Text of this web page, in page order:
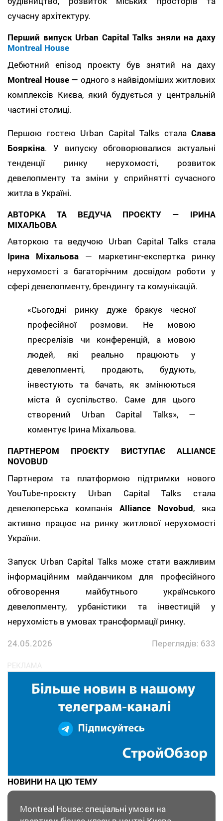
сучасну архітектуру.
Перший випуск Urban Capital Talks зняли на даху
Montreal House
Дебютний епізод проєкту був знятий на даху
Montreal House — одного з найвідоміших житлових
комплексів Києва, який будується у центральній
частині столиці.
Першою гостею Urban Capital Talks стала Слава
Бояркіна. У випуску обговорювалися актуальні
тенденції ринку нерухомості, розвиток
девелопменту та зміни у сприйнятті сучасного
житла в Україні.
АВТОРКА ТА ВЕДУЧА ПРОЄКТУ — ІРИНА
МІХАЛЬОВА
Авторкою та ведучою Urban Capital Talks стала
Ірина Міхальова — маркетинг-експертка ринку
нерухомості з багаторічним досвідом роботи у
сфері девелопменту, брендингу та комунікацій.
«Сьогодні ринку дуже бракує чесної
професійної розмови. Не мовою
пресрелізів чи конференцій, а мовою
людей, які реально працюють у
девелопменті, продають, будують,
інвестують та бачать, як змінюються
міста й суспільство. Саме для цього
створений Urban Capital Talks», —
коментує Ірина Міхальова.
ПАРТНЕРОМ ПРОЄКТУ ВИСТУПАЄ ALLIANCE
NOVOBUD
Партнером та платформою підтримки нового
YouTube-проєкту Urban Capital Talks стала
девелоперська компанія Alliance Novobud, яка
активно працює на ринку житлової нерухомості
України.
Запуск Urban Capital Talks може стати важливим
інформаційним майданчиком для професійного
обговорення майбутнього українського
девелопменту, урбаністики та інвестицій у
нерухомість в умовах трансформації ринку.
24.05.2026
Переглядів: 633
НОВИНИ НА ЦЮ ТЕМУ
Montreal House: спеціальні умови на